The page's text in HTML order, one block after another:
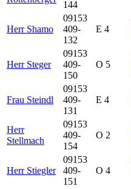
144
Herr Shamo
09153
409-
132
E 4
Herr Steger
09153
409-
150
O 5
Frau Steindl
09153
409-
131
E 4
Herr
Stellmach
09153
409-
154
O 2
Herr Stiegler
09153
409-
151
O 4